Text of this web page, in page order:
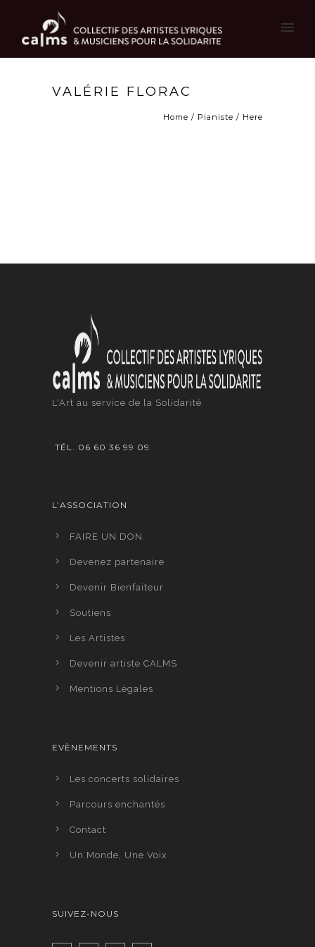
VALÉRIE FLORAC
Home / Pianiste / Here
L'Art au service de la Solidarité
TÉL. 06 60 36 99 09
L’ASSOCIATION
FAIRE UN DON
Devenez partenaire
Devenir Bienfaiteur
Soutiens
Les Artistes
Devenir artiste CALMS
Mentions Légales
EVÈNEMENTS
Les concerts solidaires
Parcours enchantés
Contact
Un Monde, Une Voix
SUIVEZ-NOUS